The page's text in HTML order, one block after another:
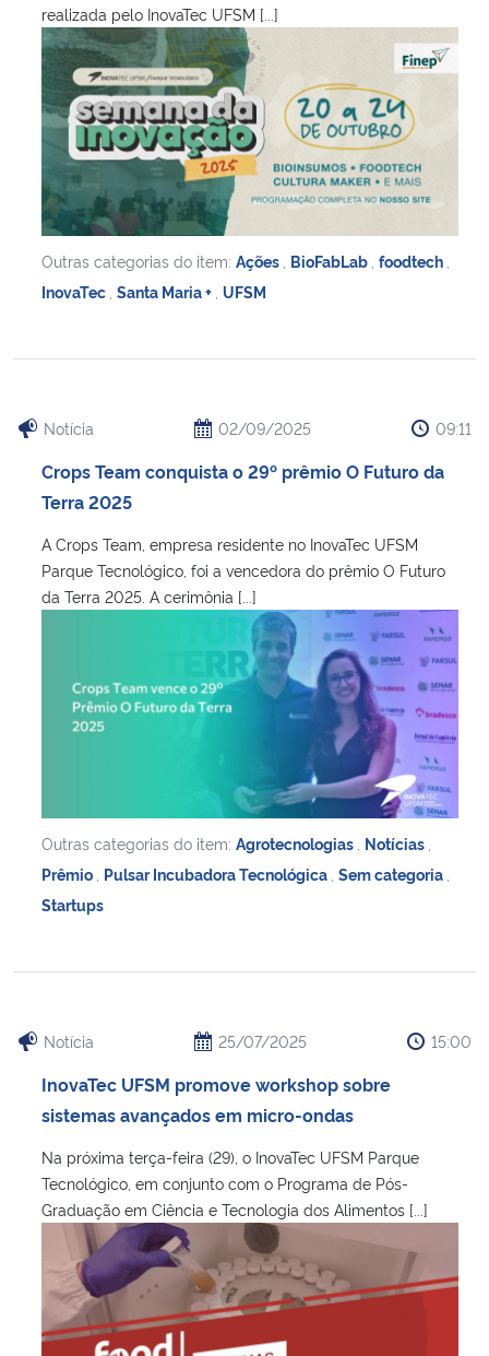
realizada pelo InovaTec UFSM [...]
Outras categorias do item: Ações BioFabLab foodtech
InovaTec Santa Maria + UFSM
Notícia 02/09/2025 09:11
Crops Team conquista o 29º prêmio O Futuro da
Terra 2025
A Crops Team, empresa residente no InovaTec UFSM
Parque Tecnológico, foi a vencedora do prêmio O Futuro
da Terra 2025. A cerimônia [...]
Outras categorias do item: Agrotecnologias Notícias
Prêmio Pulsar Incubadora Tecnológica Sem categoria
Startups
Notícia 25/07/2025 15:00
InovaTec UFSM promove workshop sobre
sistemas avançados em micro-ondas
Na próxima terça-feira (29), o InovaTec UFSM Parque
Tecnológico, em conjunto com o Programa de Pós-
Graduação em Ciência e Tecnologia dos Alimentos [...]